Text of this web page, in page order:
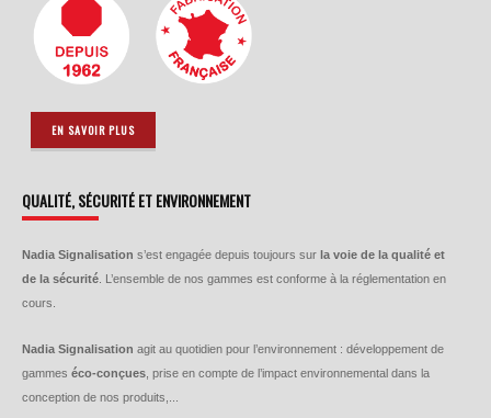
EN SAVOIR PLUS
QUALITÉ, SÉCURITÉ ET ENVIRONNEMENT
Nadia Signalisation s’est engagée depuis toujours sur la voie de la qualité et
de la sécurité . L’ensemble de nos gammes est conforme à la réglementation en
cours.
Nadia Signalisation agit au quotidien pour l’environnement : développement de
gammes éco-conçues , prise en compte de l’impact environnemental dans la
conception de nos produits,...